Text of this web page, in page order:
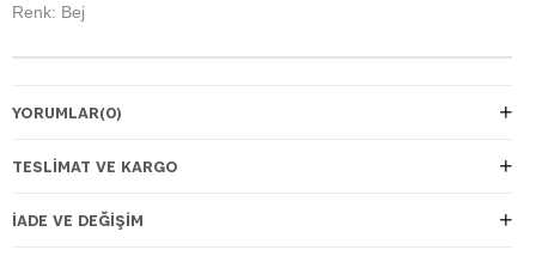
Renk: Bej
YORUMLAR(0)
TESLIMAT VE KARGO
İADE VE DEĞIŞIM